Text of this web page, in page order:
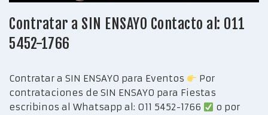
Contratar a SIN ENSAYO Contacto al: 011
5452-1766
Contratar a SIN ENSAYO para Eventos
Por
contrataciones de SIN ENSAYO para Fiestas
escribinos al Whatsapp al: 011 5452-1766
o por